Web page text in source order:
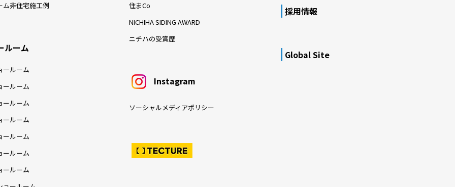
ム非住宅施工例
ルーム
ールーム
ールーム
ールーム
ールーム
ールーム
ールーム
ールーム
住まCo
NICHIHA SIDING AWARD
ニチハの受賞歴
Instagram
ソーシャルメディアポリシー
採用情報
Global Site